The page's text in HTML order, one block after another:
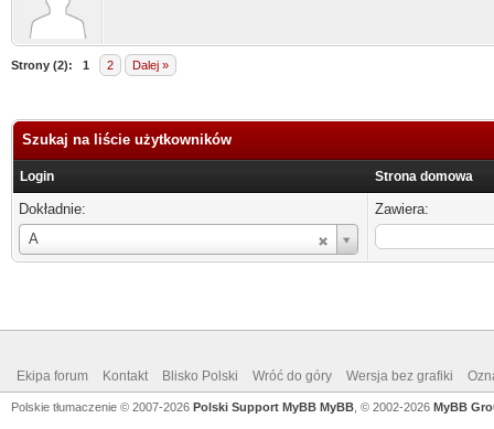
Strony (2): 1 2 Dalej »
Szukaj na liście użytkowników
Login Strona domowa
Dokładnie:
A
Login
Zawiera:
Ekipa forum Kontakt Blisko Polski Wróć do góry Wersja bez grafiki
Polskie tłumaczenie © 2007-2026 Polski Support MyBB MyBB , © 2002-2026 MyBB